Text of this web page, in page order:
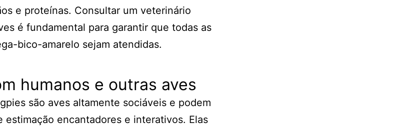
e proteínas. Consultar um veterinário
é fundamental para garantir que todas as
bico-amarelo sejam atendidas.
humanos e outras aves
são aves altamente sociáveis e podem
estimação encantadores e interativos. Elas